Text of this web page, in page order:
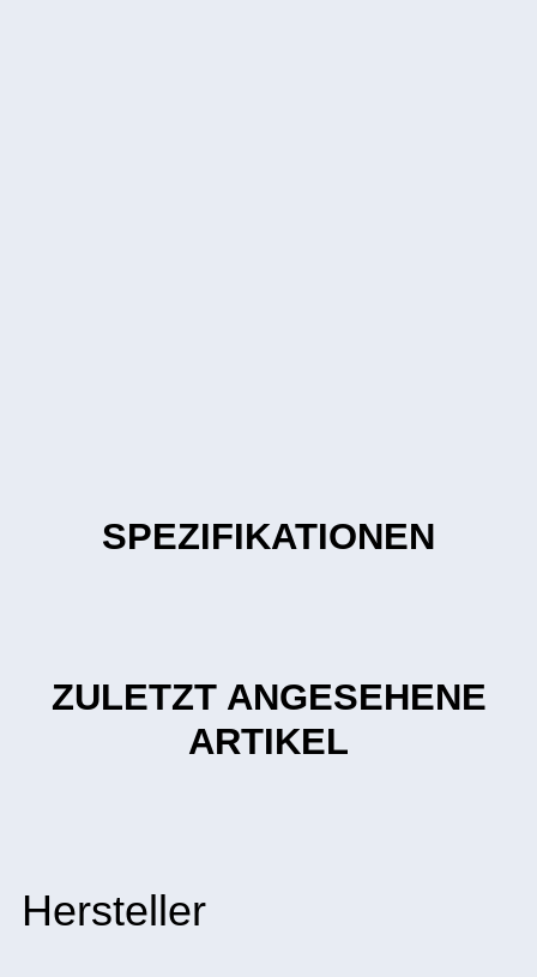
SPEZIFIKATIONEN
ZULETZT ANGESEHENE
ARTIKEL
Hersteller